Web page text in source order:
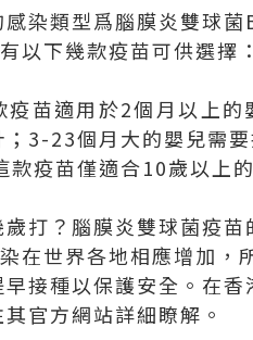
染類型爲腦膜炎雙球
以下幾款疫苗可供選擇：
適用於2個月以上的
3-23個月大的嬰兒需
苗僅適合10歲以上的
打？腦膜炎雙球菌疫
在世界各地相應增加，
接種以保護安全。在
官方網站詳細瞭解。